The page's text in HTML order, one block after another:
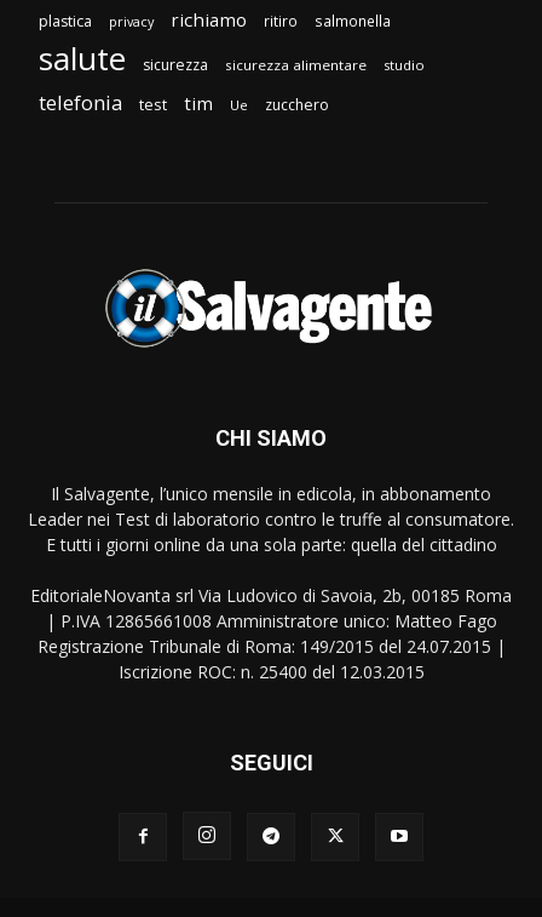
plastica privacy richiamo ritiro salmonella
salute sicurezza sicurezza alimentare studio
telefonia test tim Ue zucchero
CHI SIAMO
Il Salvagente, l’unico mensile in edicola, in abbonamento
Leader nei Test di laboratorio contro le truffe al consumatore.
E tutti i giorni online da una sola parte: quella del cittadino
EditorialeNovanta srl Via Ludovico di Savoia, 2b, 00185 Roma
| P.IVA 12865661008 Amministratore unico: Matteo Fago
Registrazione Tribunale di Roma: 149/2015 del 24.07.2015 |
Iscrizione ROC: n. 25400 del 12.03.2015
SEGUICI